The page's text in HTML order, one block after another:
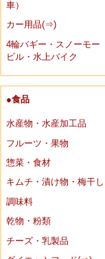
車）
カー用品(⇒)
4輪バギー・スノーモー
ビル・水上バイク
●食品
水産物・水産加工品
フルーツ・果物
惣菜・食材
キムチ・漬け物・梅干し
調味料
乾物・粉類
チーズ・乳製品